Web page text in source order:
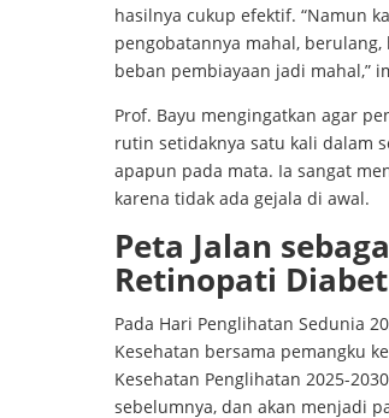
hasilnya cukup efektif. “Namun
pengobatannya mahal,
beban pembiayaan jadi mahal,”
Prof. Bayu mengingatkan agar
rutin setidaknya satu kali dalam
apapun pada mata. Ia sangat
karena tidak ada gejala di awal.
Peta Jalan
Retinopati
Pada Hari Penglihatan Sedunia
Kesehatan bersama pemangku
Kesehatan Penglihatan 2025-
sebelumnya, dan akan menjadi